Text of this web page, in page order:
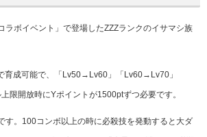
ラボイベント」で登場したZZZランクのイサマシ族
育成可能で、「Lv50→Lv60」「Lv60→Lv70」
限開放時にYポイントが1500ptずつ必要です。
す。100コンボ以上の時に必殺技を発動すると大ダ